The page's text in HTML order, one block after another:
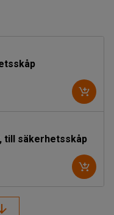
till säkerhetsskåp